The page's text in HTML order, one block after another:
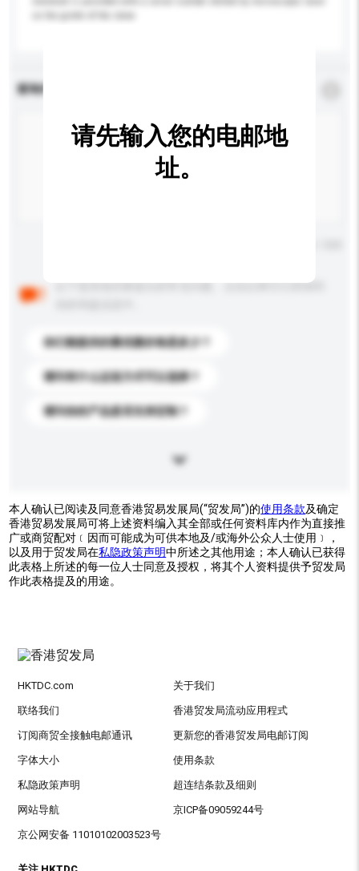
查询内容
以下是其他买家提出的常见问题。点击以将它们添加到
你们能提供的最优惠价格是多少？
请问有什么运送方式可以选择？
请问你的产品是否支持定制？
请先输入您的电邮地
址。
本人确认已阅读及同意香港贸易发展局(“贸发局”)的使用条款及确定
香港贸易发展局可将上述资料编入其全部或任何资料库内作为直接推
广或商贸配对﹝因而可能成为可供本地及/或海外公众人士使用﹞，
以及用于贸发局在私隐政策声明中所述之其他用途；本人确认已获得
此表格上所述的每一位人士同意及授权，将其个人资料提供予贸发局
作此表格提及的用途。
HKTDC.com 关于我们
联络我们 香港贸发局流动应用程式
订阅商贸全接触电邮通讯 更新您的香港贸发局电邮订阅
字体大小 使用条款
私隐政策声明 超连结条款及细则
网站导航 京ICP备09059244号
京公网安备 11010102003523号